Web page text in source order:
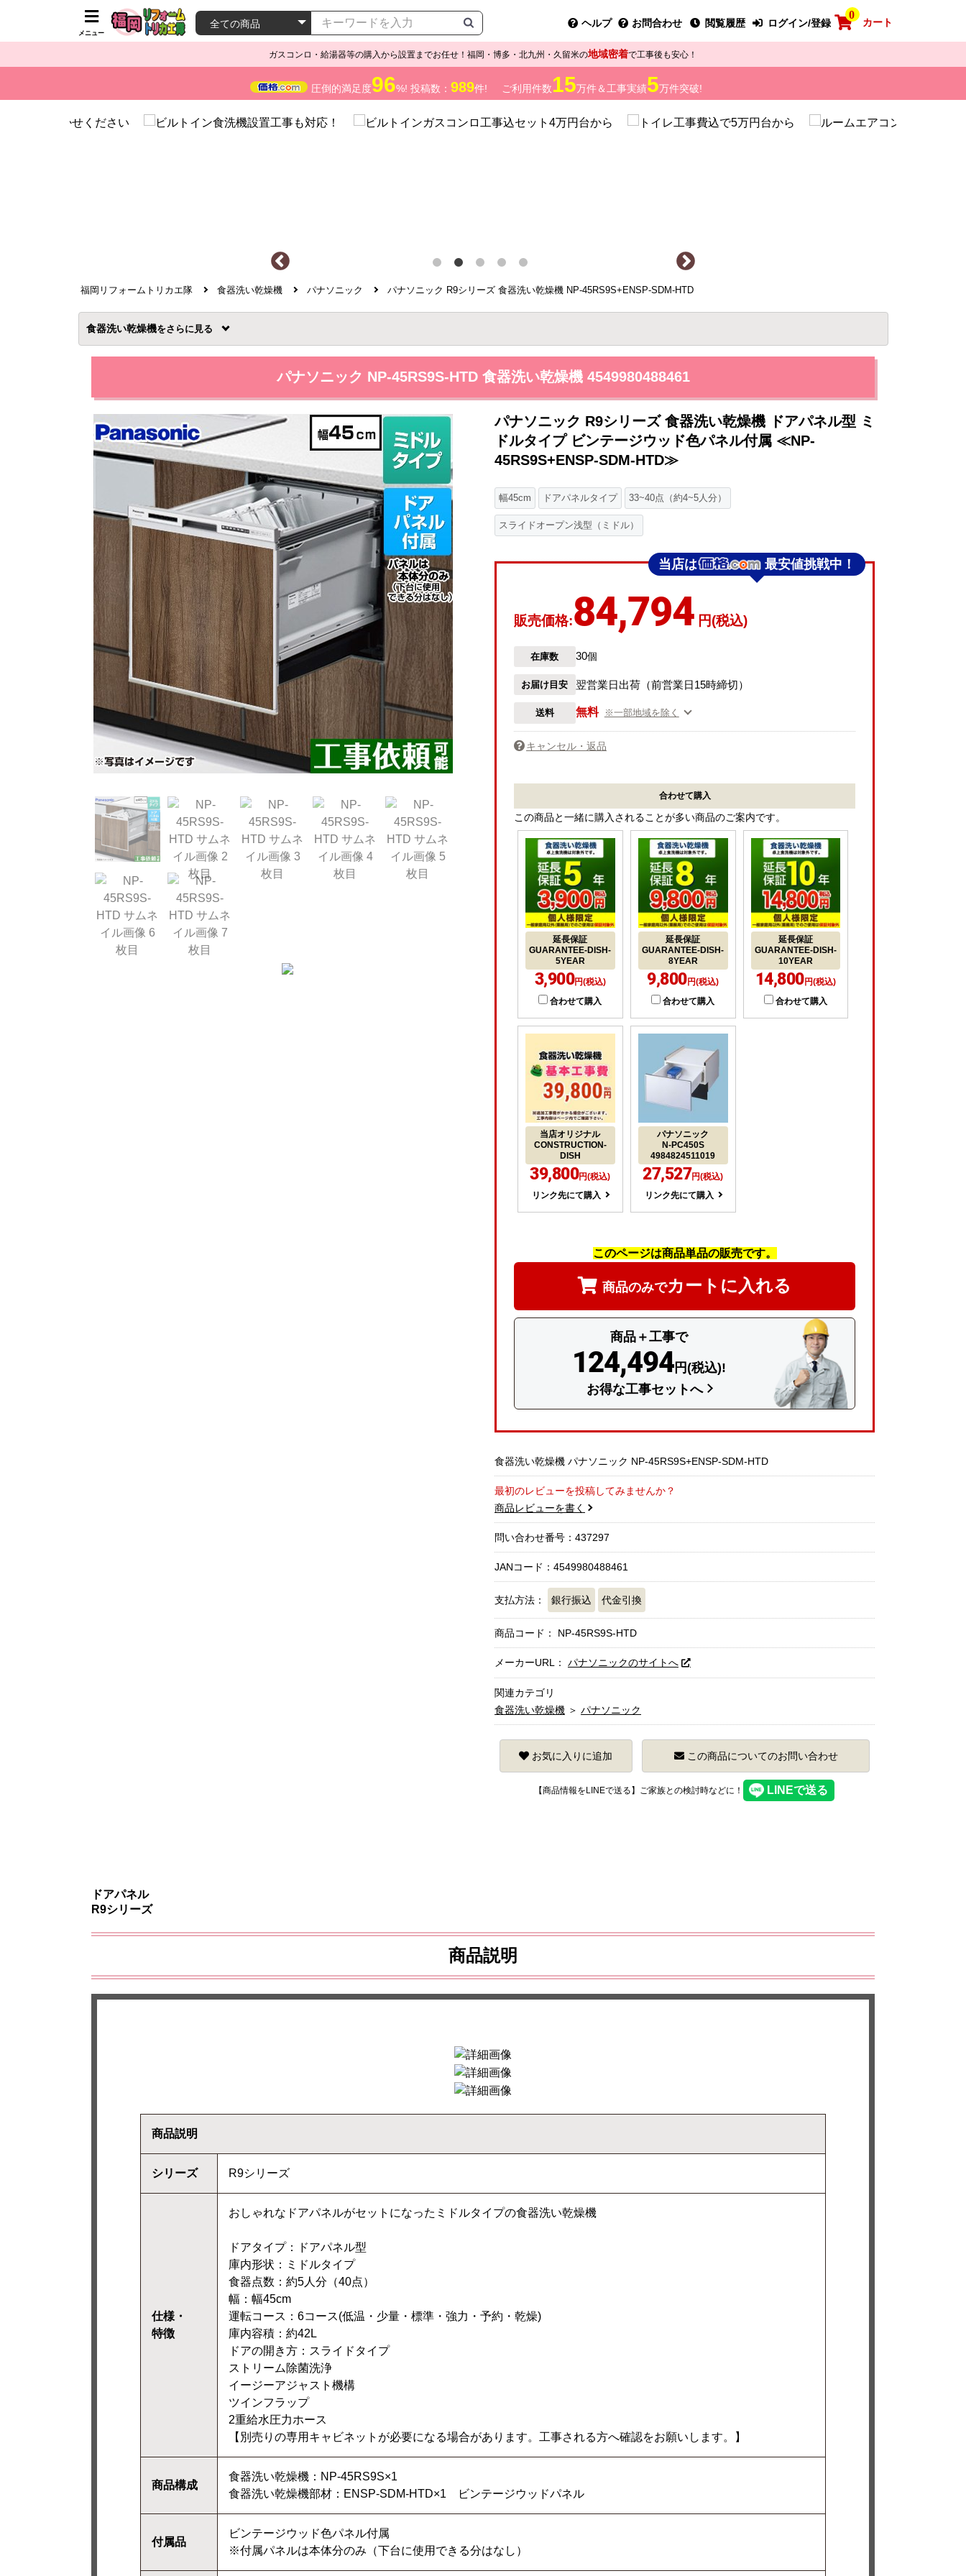
メニュー
ヘルプ お問合わせ 閲覧履歴 ログイン/登録
0
カート
ガスコンロ・給湯器等の購入から設置までお任せ！福岡・博多・北九州・久留米の地域密着で工事後も安心！
圧倒的満足度96%! 投稿数： 989件! ご利用件数15万件＆工事実績5万件突破!
福岡リフォームトリカエ隊 食器洗い乾燥機 パナソニック パナソニック R9シリーズ 食器洗い乾燥機 NP-45RS9S+ENSP-SDM-HTD
食器洗い乾燥機を
パナソニック NP-45RS9S-HTD 食器洗い乾燥機 4549980488461
パナソニック R9シリーズ 食器洗い乾燥機 ドアパネル型 ミ
ドルタイプ ビンテージウッド色パネル付属 ≪NP-
45RS9S+ENSP-SDM-HTD≫
幅45cm ドアパネルタイプ 33~40点（約4~5人分）
スライドオープン浅型（ミドル）
当店は 最安値挑戦中！
販売価格:84,794 円(税込)
在庫数 30個
お届け目安 翌営業日出荷（前営業日15時締切）
送料 無料 ※一部地域を除く
キャンセル・返品
合わせて購入
この商品と一緒に購入されることが多い商品のご案内です。
延長保証
GUARANTEE-DISH-
5YEAR
3,900円(税込)
合わせて購入
延長保証
GUARANTEE-DISH-
8YEAR
9,800円(税込)
合わせて購入
延長保証
GUARANTEE-DISH-
10YEAR
14,800円(税込)
合わせて購入
当店オリジナル
CONSTRUCTION-
DISH
39,800円(税込)
リンク先にて購入
パナソニック
N-PC450S
4984824511019
27,527円(税込)
リンク先にて購入
このページは商品単品の販売です。
商品のみでカートに入れる
商品＋工事で
124,494円(税込)!
お得な工事セットへ
食器洗い乾燥機 パナソニック NP-45RS9S+ENSP-SDM-HTD
最初のレビューを投稿してみませんか？
商品レビューを書く
問い合わせ番号：437297
JANコード：4549980488461
支払方法： 銀行振込 代金引換
商品コード： NP-45RS9S-HTD
メーカーURL： パナソニックのサイトへ
関連カテゴリ
食器洗い乾燥機 ＞ パナソニック
お気に入りに追加 この商品についてのお問い合わせ
【商品情報をLINEで送る】ご家族との検討時などに！
ドアパネル
R9シリーズ
商品説明
商品説明
シリーズ R9シリーズ
仕様・
特徴
おしゃれなドアパネルがセットになったミドルタイプの食器洗い乾燥機
ドアタイプ：ドアパネル型
庫内形状：ミドルタイプ
食器点数：約5人分（40点）
幅：幅45cm
運転コース：6コース(低温・少量・標準・強力・予約・乾燥)
庫内容積：約42L
ドアの開き方：スライドタイプ
ストリーム除菌洗浄
イージーアジャスト機構
ツインフラップ
2重給水圧力ホース
【別売りの専用キャビネットが必要になる場合があります。工事される方へ確認をお願いします。】
商品構成
食器洗い乾燥機：NP-45RS9S×1
食器洗い乾燥機部材：ENSP-SDM-HTD×1 ビンテージウッドパネル
付属品
ビンテージウッド色パネル付属
※付属パネルは本体分のみ（下台に使用できる分はなし）